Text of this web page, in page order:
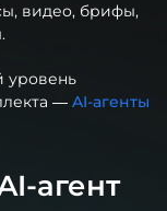
видео, брифы,
уровень
— AI-агенты
агент